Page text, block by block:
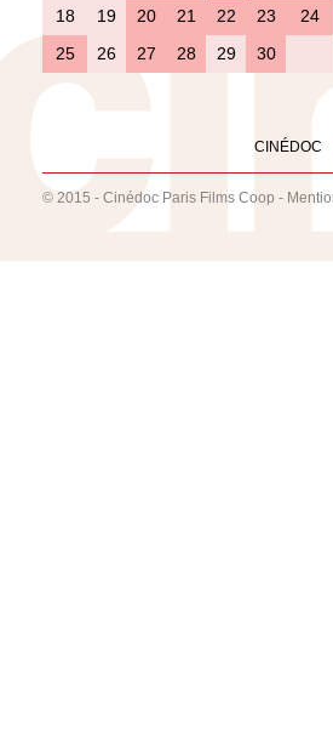
18
19 20 21 22 23
24
25
26 27 28 29 30
CINÉDOC
© 2015 - Cinédoc Paris Films Coop -